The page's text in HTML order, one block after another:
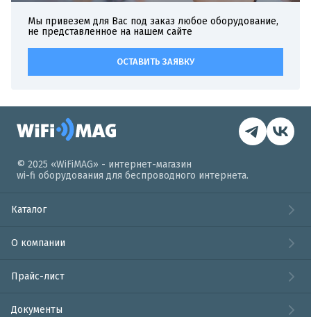
Мы привезем для Вас под заказ любое оборудование,
не представленное на нашем сайте
ОСТАВИТЬ ЗАЯВКУ
© 2025 «WiFiMAG» - интернет-магазин
wi-fi оборудования для беспроводного интернета.
Каталог
О компании
Прайс-лист
Документы